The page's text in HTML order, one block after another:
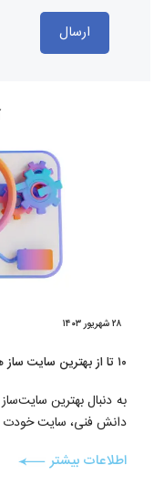
ارسال
۲۸ شهریور ۱۴۰۳
۱۰ تا از بهترین سایت ساز های ایرانی ...
به دنبال بهترین
دانش فنی، سایت خودت
اطلاعات بیشتر